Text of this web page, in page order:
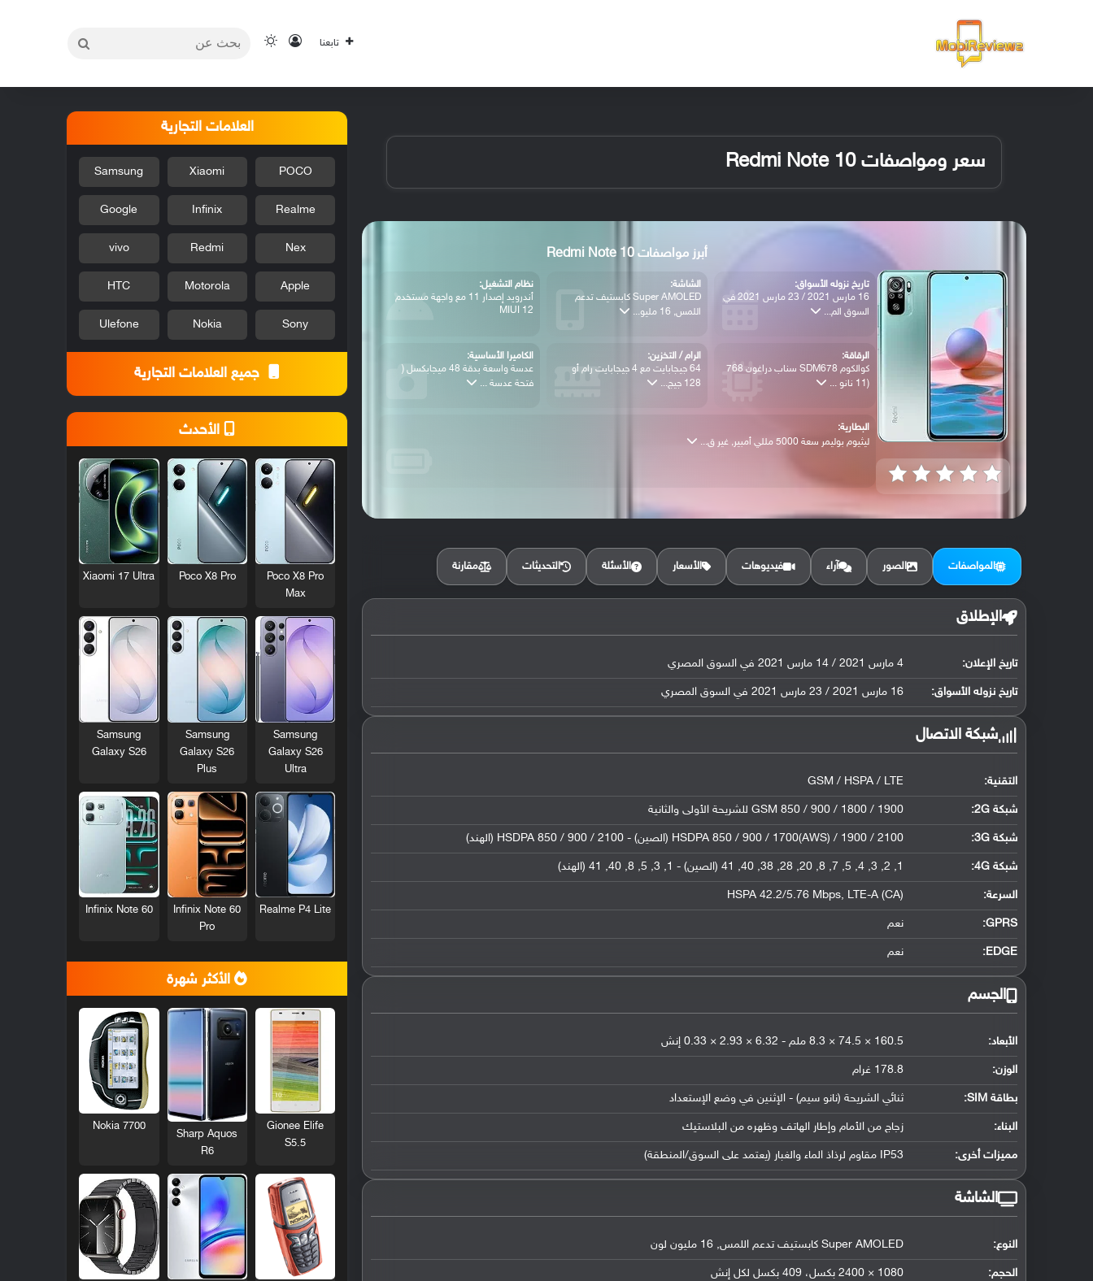
تابعنا تسجيل الدخول
الوضع المظلم
سعر ومواصفات Redmi Note 10
أبرز مواصفات Redmi Note 10
تاريخ نزوله الأسواق:
16 مارس 2021 / 23 مارس 2021 في
السوق الم...
الشاشة:
Super AMOLED كابستيف تدعم
اللمس, 16 مليو...
نظام التشغيل:
أندرويد إصدار 11 مع واجهة مستخدم
MIUI 12
الرقاقة:
كوالكوم SDM678 سناب دراغون 768
(11 نانو ...
الرام / التخزين:
64 جيجابايت مع 4 جيجابايت رام أو
128 جيج...
الكاميرا الأساسية:
عدسة واسعة بدقة 48 ميجابكسل (
فتحة عدسة ...
البطارية:
ليثيوم بوليمر سعة 5000 مللي أمبير, غير ق...
المواصفات الصور آراء فيديوهات الأسعار الأسئلة التحديثات مقارنة
الإطلاق
تاريخ الإعلان: 4 مارس 2021 / 14 مارس 2021 في السوق المصري
تاريخ نزوله الأسواق: 16 مارس 2021 / 23 مارس 2021 في السوق المصري
شبكة الاتصال
التقنية: GSM / HSPA / LTE
شبكة 2G: GSM 850 / 900 / 1800 / 1900 للشريحة الأولى والثانية
شبكة 3G : HSDPA 850 / 900 / 1700(AWS) / 1900 / 2100 (الصين) - HSDPA 850 / 900 / 2100 (الهند)
شبكة 4G : 1, 2, 3, 4, 5, 7, 8, 20, 28, 38, 40, 41 (الصين) - 1, 3, 5, 8, 40, 41 (الهند)
السرعة: (HSPA 42.2/5.76 Mbps, LTE-A (CA
GPRS: نعم
EDGE: نعم
الجسم
الأبعاد: 160.5 × 74.5 × 8.3 ملم - 6.32 × 2.93 × 0.33 إنش
الوزن: 178.8 غرام
بطاقة SIM: ثنائي الشريحة (نانو سيم) - الإثنين في وضع الإستعداد
البناء: زجاج من الأمام وإطار الهاتف وظهره من البلاستيك
مميزات أخرى: IP53 مقاوم لرذاذ الماء والغبار (يعتمد على السوق/المنطقة)
الشاشة
النوع: Super AMOLED كابستيف تدعم اللمس, 16 مليون لون
الحجم: 1080 × 2400 بكسل، 409 بكسل لكل إنش
العلامات التجارية
POCO
Xiaomi
Samsung
Realme
Infinix
Google
Nex
Redmi
vivo
Apple
Motorola
HTC
Sony
Nokia
Ulefone
جميع العلامات التجارية
الأحدث
Poco X8 Pro
Max
Poco X8 Pro
Xiaomi 17 Ultra
Samsung
Galaxy S26
Ultra
Samsung
Galaxy S26
Plus
Samsung
Galaxy S26
Realme P4 Lite
Infinix Note 60
Pro
Infinix Note 60
الأكثر شهرة
Gionee Elife
S5.5
Sharp Aquos
R6
Nokia 7700